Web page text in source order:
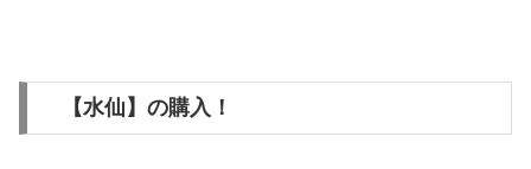
【水仙】の購入！